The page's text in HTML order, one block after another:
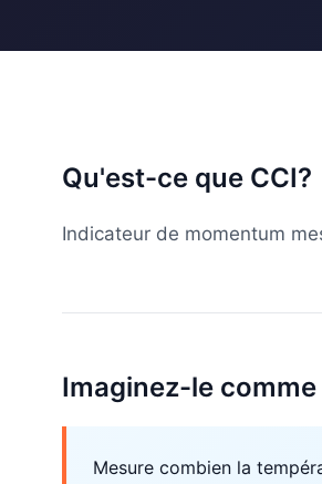
Qu'est-ce que CCI?
Indicateur de momentum
Imaginez-le
Mesure combien la